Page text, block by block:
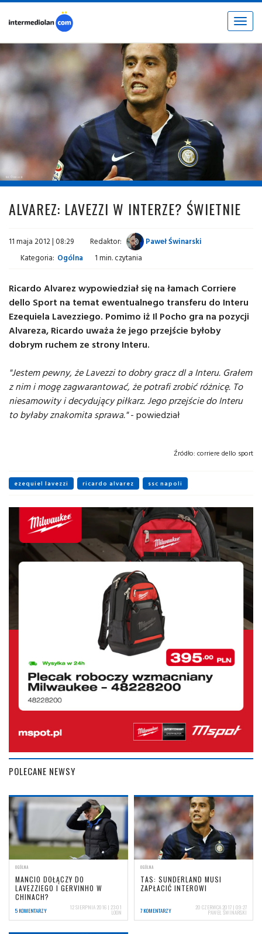
Toggle
fot. © inter.it
ALVAREZ: LAVEZZI W INTERZE? ŚWIETNIE
11 maja 2012 | 08:29 Redaktor:
Paweł Świnarski
Kategoria: Ogólna 1 min. czytania
Ricardo Alvarez wypowiedział się na łamach Corriere
dello Sport na temat ewentualnego transferu do Interu
Ezequiela Lavezziego. Pomimo iż Il Pocho gra na pozycji
Alvareza, Ricardo uważa że jego przejście byłoby
dobrym ruchem ze strony Interu.
"Jestem pewny, że Lavezzi to dobry gracz dl a Interu. Grałem
z nim i mogę zagwarantować, że potrafi zrobić różnicę. To
niesamowity i decydujący piłkarz. Jego przejście do Interu
to byłaby znakomita sprawa."- powiedział
Źródło: corriere dello sport
ezequiel lavezzi ricardo alvarez ssc napoli
POLECANE NEWSY
OGÓLNA
MANCIO DOŁĄCZY DO
LAVEZZIEGO I GERVINHO W
CHINACH?
5 KOMENTARZY 12 SIERPNIA 2016 | 23:01
LOON
OGÓLNA
TAS: SUNDERLAND MUSI
ZAPŁACIĆ INTEROWI
7 KOMENTARZY 20 CZERWCA 2017 | 09:27
PAWEŁ ŚWINARSKI